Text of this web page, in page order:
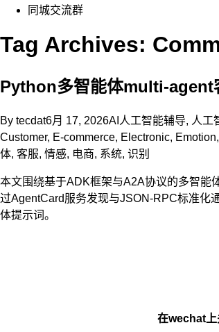
同城交流群
Tag Archives:
Python多智能体multi-agent
By tecdat6月 17, 2026AI人工智能辅导, 人工
Customer, E-commerce, Electronic, Emotion,
体, 客服, 情感, 电商, 系统, 识别
本文围绕基于ADK框架与A2A协议的多智能
过AgentCard服务发现与JSON-RPC标准化
体提示词。
在wechat上